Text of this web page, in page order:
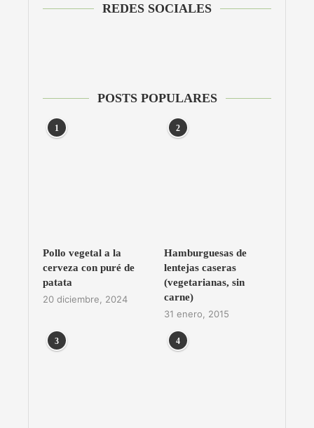
REDES SOCIALES
POSTS POPULARES
1
Pollo vegetal a la
cerveza con puré de
patata
20 diciembre, 2024
2
Hamburguesas de
lentejas caseras
(vegetarianas, sin
carne)
31 enero, 2015
3 4